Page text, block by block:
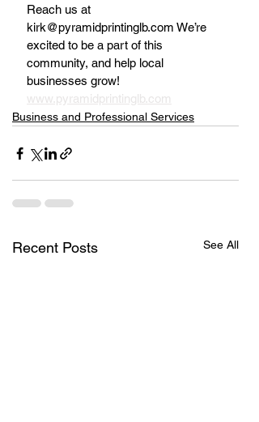
Reach us at
kirk@pyramidprintinglb.com We’re
excited to be a part of this
community, and help local
businesses grow!
www.pyramidprintinglb.com
Business and Professional Services
Recent Posts See All